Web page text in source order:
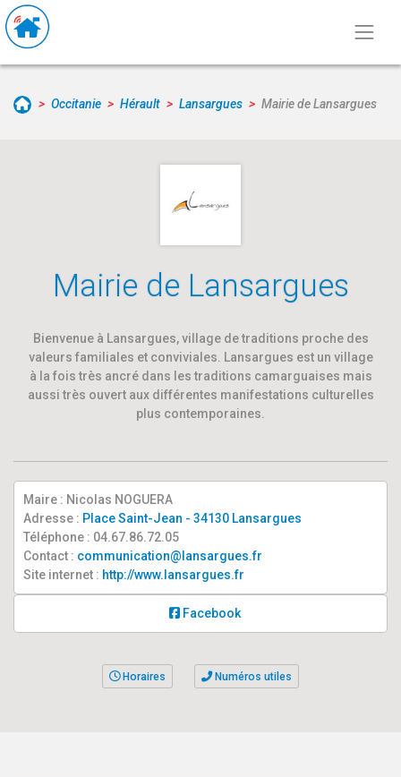
Occitanie Hérault Lansargues Mairie de Lansargues
Mairie de Lansargues
Bienvenue à Lansargues, village de traditions proche des
valeurs familiales et conviviales. Lansargues est un village
à la fois très ancré dans les traditions camarguaises mais
aussi très ouvert aux différentes manifestations culturelles
plus contemporaines.
Maire : Nicolas NOGUERA
Adresse : Place Saint-Jean - 34130 Lansargues
Téléphone : 04.67.86.72.05
Contact : communication@lansargues.fr
Site internet : http://www.lansargues.fr
Facebook
Horaires Numéros utiles